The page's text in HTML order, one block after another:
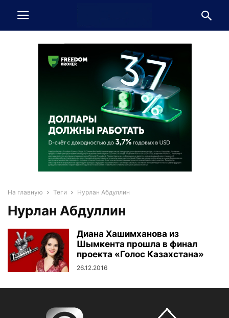
На главную Теги Нурлан Абдуллин
Нурлан Абдуллин
Диана Хашимханова из
Шымкента прошла в финал
проекта «Голос Казахстана»
26.12.2016